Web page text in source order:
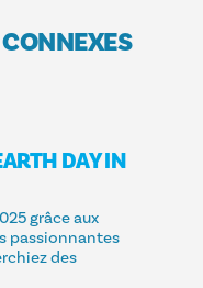
DAY IN
grâce aux
passionnantes
des